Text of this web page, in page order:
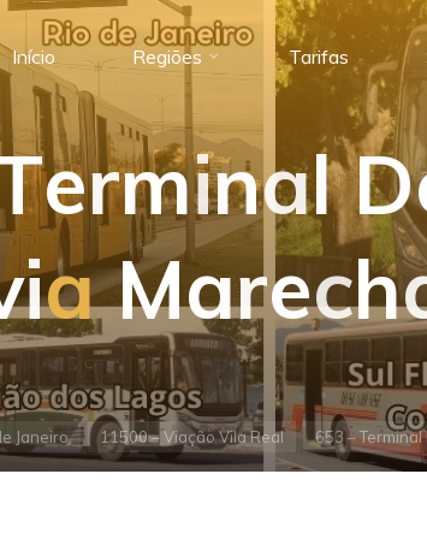
Início Regiões Tarifas
erminal D
ia Marech
Janeiro 11500 – Viação Vila Real 653 –